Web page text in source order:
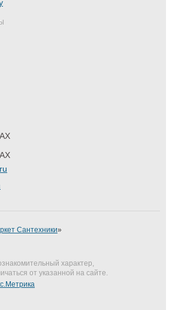
Сантехники»
характер,
от указанной на сайте.